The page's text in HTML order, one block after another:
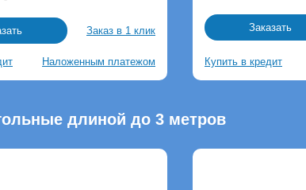
Заказ в 1 клик
Наложенным платежом
Заказать
Купить в кредит
длиной до 3 метров